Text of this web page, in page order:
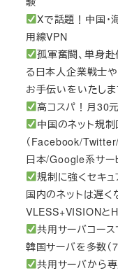
Xで話題！中国・
用線VPN
孤軍奮闘、単身
る日本人企業戦士
お手伝いをいたしま
高コスパ！月30
中国のネット規
（Facebook/
日本/Google系サー
規制に強くセキ
国内のネットは遅
VLESS+VISIONと
共用サーバコー
韓国サーバを多数（
共用サーバから